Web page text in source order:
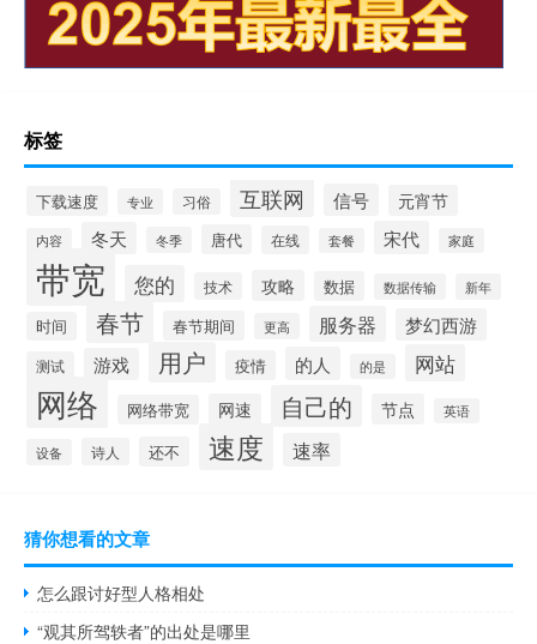
标签
下载速度 专业 习俗 互联网 信号 元宵节
内容 冬天 冬季 唐代 在线 套餐 宋代 家庭
带宽 您的 技术 攻略 数据 数据传输 新年
时间 春节 春节期间 更高 服务器 梦幻西游
测试 游戏 用户 疫情 的人 的是 网站
网络 网络带宽 网速 自己的 节点 英语
设备 诗人 还不 速度 速率
猜你想看的文章
怎么跟讨好型人格相处
“观其所驾轶者”的出处是哪里